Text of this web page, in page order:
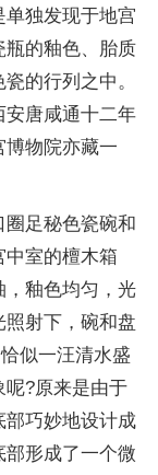
独发现于地宫
瓶的釉色、胎质
的行列之中。
安唐咸通十二年
物院亦藏一
圈足秘色瓷碗和
中室的檀木箱
，釉色均匀，光
射下，碗和盘
似一汪清水盛
呢?原来是由于
部巧妙地设计成
形成了一个微